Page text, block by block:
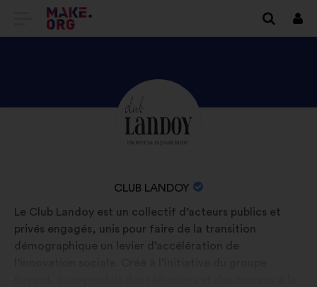
SAIDI
AVALEHELE
Logi
TUTVU
ISIKU
LANDOY
ORGANISATSIOONI
CLUB LANDOY
Elulugu:
Le Club Landoy est un collectif d’acteurs publics et
privés engagés, unis pour faire de la transition
démographique un levier d’accélération de